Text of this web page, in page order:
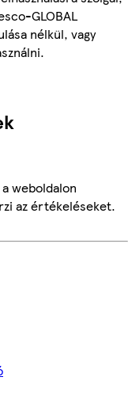
GLOBAL
nélkül, vagy
weboldalon
az értékeléseket.